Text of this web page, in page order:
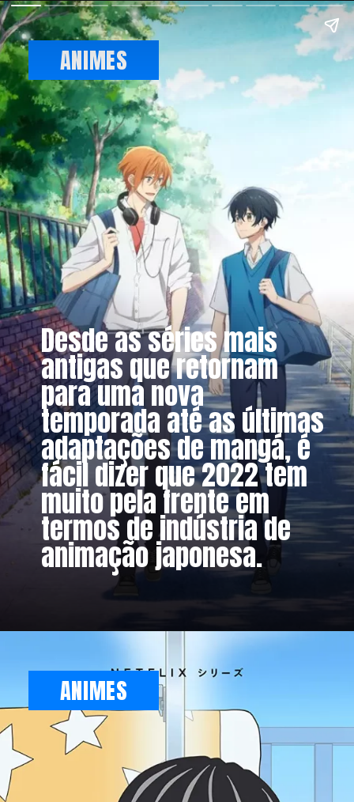
Desde as séries mais
antigas que retornam
para uma nova
temporada até as últimas
adaptações de mangá, é
fácil dizer que 2022 tem
muito pela frente em
termos de indústria de
animação japonesa.
ANIMES
ANIMES